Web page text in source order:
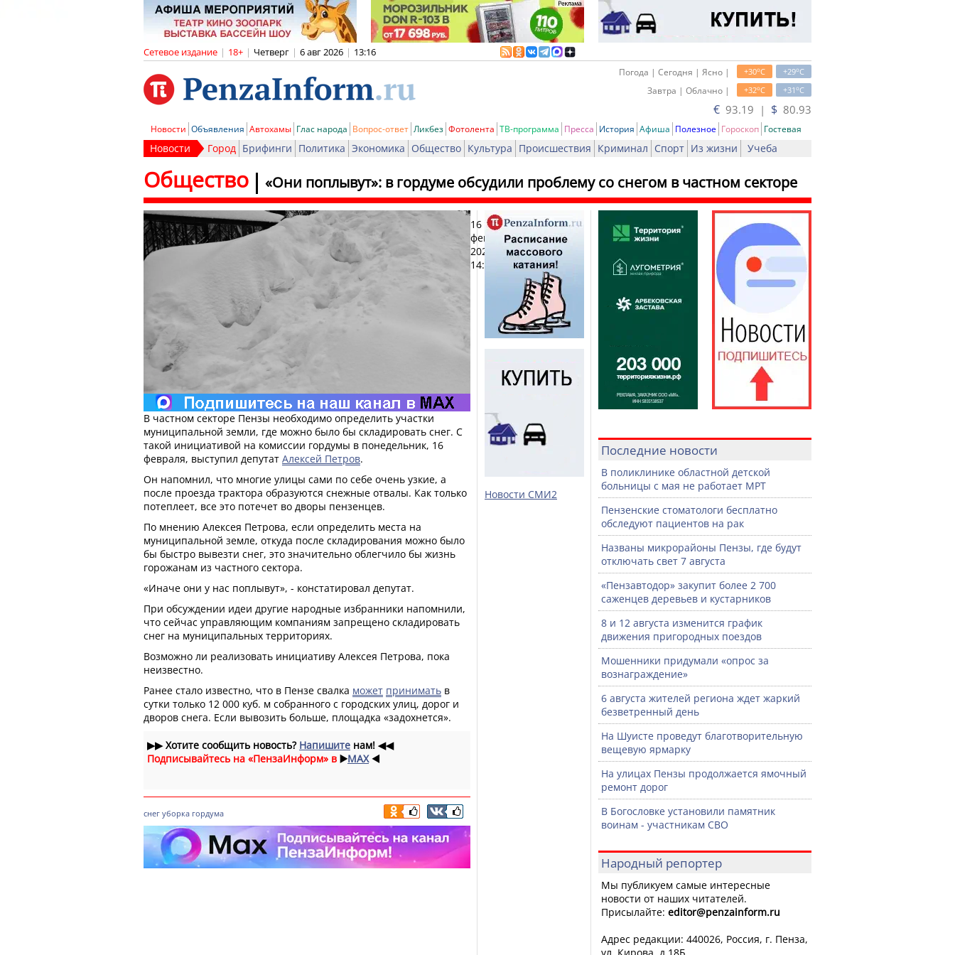
Сетевое издание | 18+ | Четверг | 6 авг 2026 | 13:16
+29oC
+30oC
Погода | Сегодня | Ясно |
+31oC
+32oC
Завтра | Облачно |
€ 93.19 | $ 80.93
Новости Объявления Автохамы Глас народа Вопрос-ответ Ликбез Фотолента ТВ-программа Пресса История Афиша Полезное Гороскоп Гостевая
Новости Город Брифинги Политика Экономика Общество Культура Происшествия Криминал Спорт Из жизни Учеба
«Они поплывут»: в гордуме обсудили проблему со снегом в частном секторе
Общество
16
февраля
2026,
14:56
Печать
В частном секторе Пензы необходимо определить участки
муниципальной земли, где можно было бы складировать снег. С
такой инициативой на комиссии гордумы в понедельник, 16
февраля, выступил депутат Алексей Петров.
Он напомнил, что многие улицы сами по себе очень узкие, а
после проезда трактора образуются снежные отвалы. Как только
потеплеет, все это потечет во дворы пензенцев.
По мнению Алексея Петрова, если определить места на
муниципальной земле, откуда после складирования можно было
бы быстро вывезти снег, это значительно облегчило бы жизнь
горожанам из частного сектора.
«Иначе они у нас поплывут», - констатировал депутат.
При обсуждении идеи другие народные избранники напомнили,
что сейчас управляющим компаниям запрещено складировать
снег на муниципальных территориях.
Возможно ли реализовать инициативу Алексея Петрова, пока
неизвестно.
Ранее стало известно, что в Пензе свалка может принимать в
сутки только 12 000 куб. м собранного с городских улиц, дорог и
дворов снега. Если вывозить больше, площадка «задохнется».
▶▶Хотите сообщить новость? Напишите нам! ◀◀
Подписывайтесь на «ПензаИнформ» в ▶️MAX ◀️
снег уборка гордума
Новости СМИ2
Последние новости
В поликлинике областной детской
больницы с мая не работает МРТ
Пензенские стоматологи бесплатно
обследуют пациентов на рак
Названы микрорайоны Пензы, где будут
отключать свет 7 августа
«Пензавтодор» закупит более 2 700
саженцев деревьев и кустарников
8 и 12 августа изменится график
движения пригородных поездов
Мошенники придумали «опрос за
вознаграждение»
6 августа жителей региона ждет жаркий
безветренный день
На Шуисте проведут благотворительную
вещевую ярмарку
На улицах Пензы продолжается ямочный
ремонт дорог
В Богословке установили памятник
воинам - участникам СВО
Народный репортер
Мы публикуем самые интересные
новости от наших читателей.
Присылайте: editor@penzainform.ru
Адрес редакции: 440026, Россия, г. Пенза,